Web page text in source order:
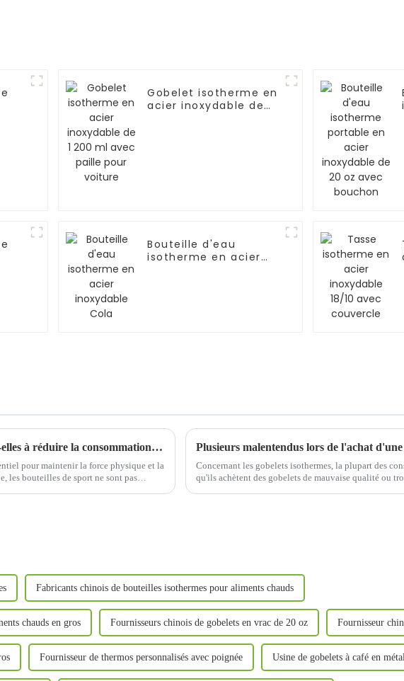
Gobelet isotherme en
acier inoxydable de
Bouteille d'eau
isotherme en acier
Comment les bouteilles de sport aident-elles à réduire la consommation d’énergie lors des sports de plein air ?
pour maintenir la force physique et la
les bouteilles de sport ne sont pas
Plusieurs malentendus lors de l'achat d'une
Concernant les gobelets isothermes, la plupart des
qu'ils achètent des gobelets de mauvaise qualité ou
Fabricants chinois de bouteilles isothermes pour aliments chauds
chauds en gros Fournisseurs chinois de gobelets en vrac de 20 oz Fournisseur
Fournisseur de thermos personnalisés avec poignée Usine de gobelets à café en